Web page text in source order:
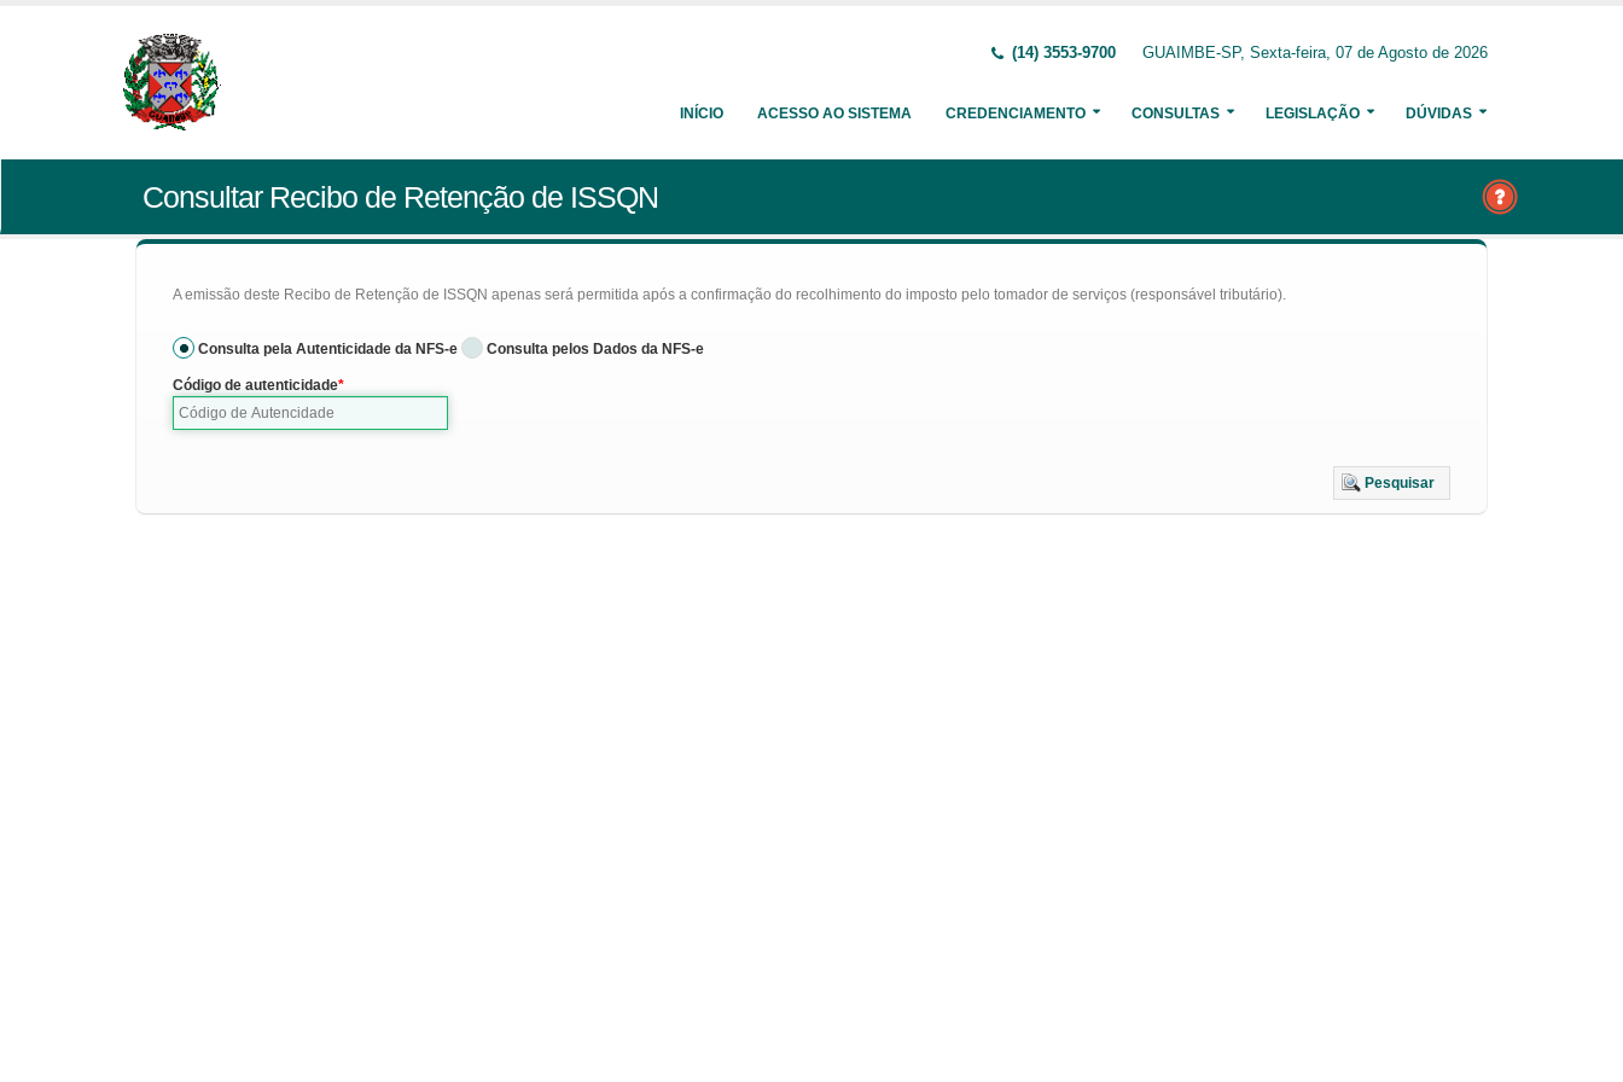
(14) 3553-9700 GUAIMBE-SP, Sexta-feira, 07 de Agosto de 2026
INÍCIO ACESSO AO SISTEMA CREDENCIAMENTO CONSULTAS LEGISLAÇÃO DÚVIDAS
Consultar Recibo de Retenção de ISSQN
A emissão deste Recibo de Retenção de ISSQN apenas será permitida após a confirmação do recolhimento do imposto pelo tomador de serviços (responsável tributário).
Consulta pela Autenticidade da NFS-e Consulta pelos Dados da NFS-e
Código de autenticidade
Pesquisar